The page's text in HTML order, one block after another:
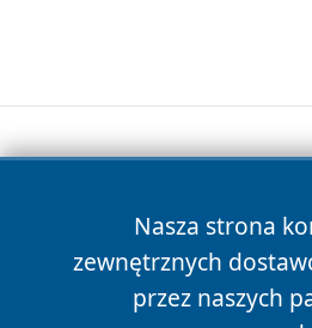
Nasza strona
zewnętrznych
przez naszych